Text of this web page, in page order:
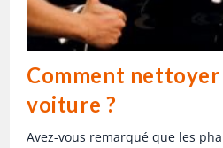
Comment nettoyer
voiture ?
Avez-vous remarqué que les